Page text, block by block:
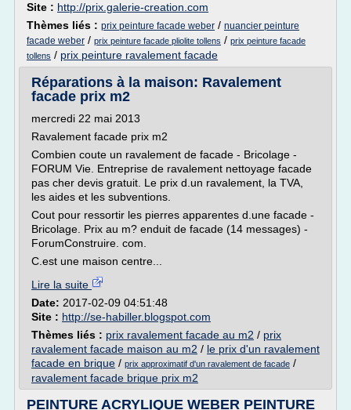
Site : http://prix.galerie-creation.com
Thèmes liés : prix peinture facade weber / nuancier peinture
facade weber / prix peinture facade pliolite tollens / prix peinture facade
tollens / prix peinture ravalement facade
Réparations à la maison: Ravalement
facade prix m2
mercredi 22 mai 2013
Ravalement facade prix m2
Combien coute un ravalement de facade - Bricolage -
FORUM Vie. Entreprise de ravalement nettoyage facade
pas cher devis gratuit. Le prix d.un ravalement, la TVA,
les aides et les subventions.
Cout pour ressortir les pierres apparentes d.une facade -
Bricolage. Prix au m? enduit de facade (14 messages) -
ForumConstruire. com.
C.est une maison centre...
Lire la suite
Date: 2017-02-09 04:51:48
Site : http://se-habiller.blogspot.com
Thèmes liés : prix ravalement facade au m2 / prix
ravalement facade maison au m2 / le prix d'un ravalement
facade en brique / prix approximatif d'un ravalement de facade /
ravalement facade brique prix m2
PEINTURE ACRYLIQUE WEBER PEINTURE